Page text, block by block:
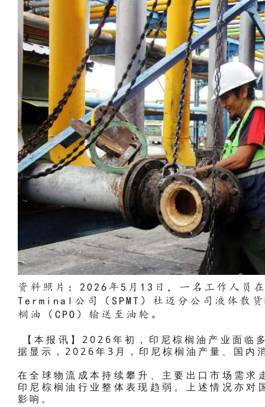
资料照片：2026年5月13日，一名工作人
Terminal公司（SPMT）杜迈分公司液体散
榈油（CPO）输送至油轮。
【本报讯】2026年初，印尼棕榈油产业面临
据显示，2026年3月，印尼棕榈油产量、国内
在全球物流成本持续攀升、主要出口市场需
印尼棕榈油行业整体表现趋弱。上述情况亦
影响。